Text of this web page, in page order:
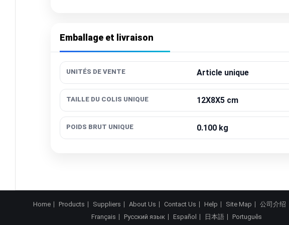
Emballage et livraison
UNITÉS DE VENTE Article unique
TAILLE DU COLIS UNIQUE 12X8X5 cm
POIDS BRUT UNIQUE 0.100 kg
Home Products Suppliers About Us Contact Us Help Site Map
公司介绍
Français
Русский язык Español 日本語 Português